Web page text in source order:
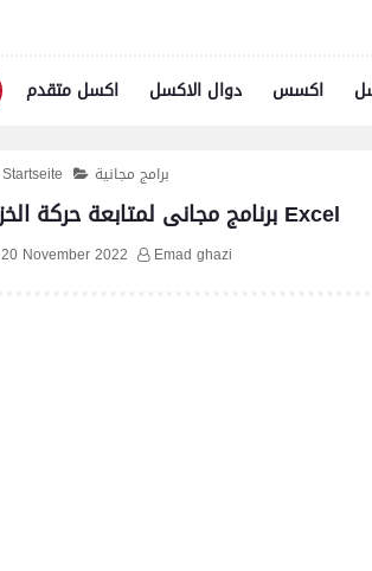
اكسل متقدم دوال الاكسل اكسس
Startseite برامج مجانية
برنامج مجانى لمتابعة حركة الخزينة Excel
20 November 2022 Emad ghazi